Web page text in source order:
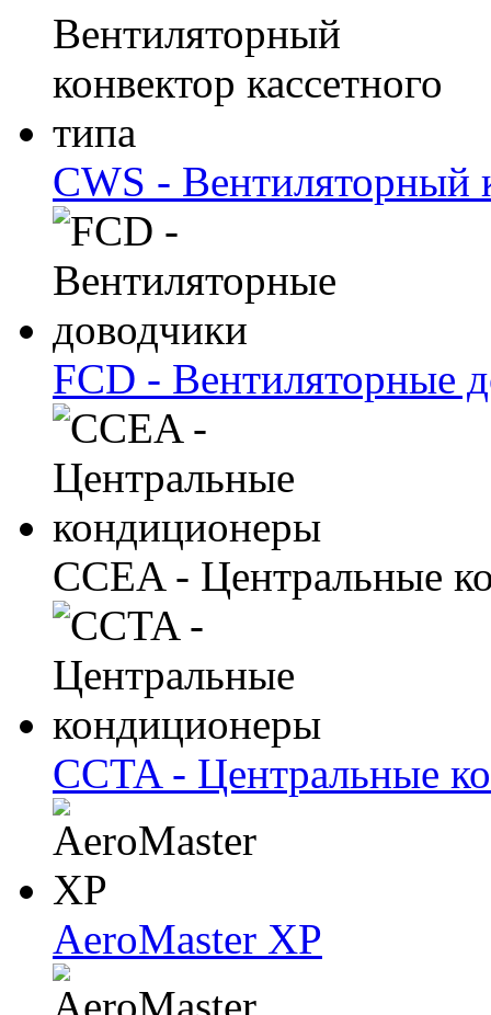
CWS - Вентиляторный
FCD - Вентиляторные
CCEA - Центральные
CCTA - Центральные
AeroMaster XP